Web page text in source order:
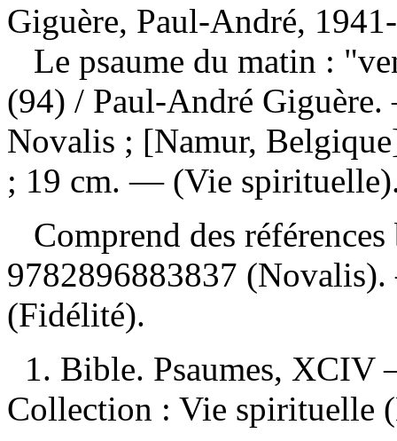
Giguère, Paul-André,
Le psaume du matin :
(94) / Paul-André
Novalis ; [Namur,
; 19 cm. — (Vie
Comprend des
9782896883837
(Fidélité).
1. Bible. Psaumes,
Collection : Vie spirituelle